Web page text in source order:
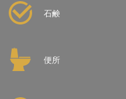
石鹸
便所